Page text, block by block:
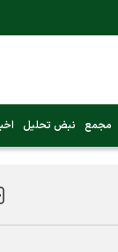
مجمع نبض تحلیل